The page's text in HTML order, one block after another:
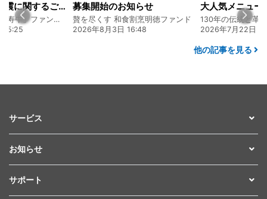
令和8年熊本地震に関するご報告
熊本 あか牛「延寿牛」ファンド2026
15:25
募集開始のお知らせ
贅を尽くす 和食割烹明徳ファンド
2026年8月3日 16:48
2026年7月22日
他の記事を見る
サービス
お知らせ
サポート